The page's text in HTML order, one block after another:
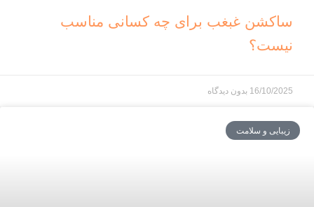
ساکشن غبغب برای چه کسانی مناسب
نیست؟
16/10/2025 بدون دیدگاه
زیبایی و سلامت